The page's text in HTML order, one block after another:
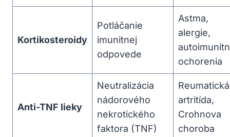
Kortikosteroidy
Potláčanie
imunitnej
odpovede
Astma,
alergie,
ochorenia
Anti-TNF lieky
Neutralizácia
nádorového
nekrotického
faktora (TNF)
Reumatická
artritída,
Crohnova
choroba